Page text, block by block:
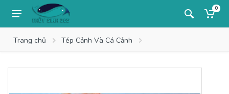
0
Trang chủ Tép Cảnh Và Cá Cảnh